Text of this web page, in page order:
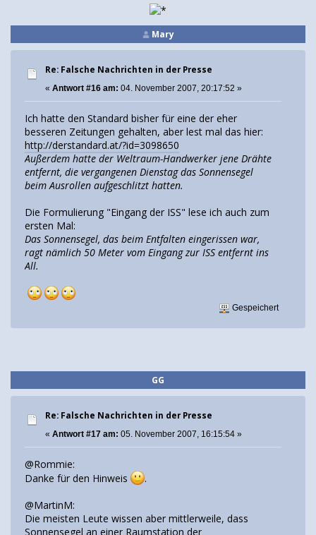
Mary
Re: Falsche Nachrichten in der Presse
« Antwort #16 am: 04. November 2007, 20:17:52 »
Ich hatte den Standard bisher für eine der eher
besseren Zeitungen gehalten, aber lest mal das hier:
http://derstandard.at/?id=3098650
Außerdem hatte der Weltraum-Handwerker jene Drähte
entfernt, die vergangenen Dienstag das Sonnensegel
beim Ausrollen aufgeschlitzt hatten.
Die Formulierung "Eingang der ISS" lese ich auch zum
ersten Mal:
Das Sonnensegel, das beim Entfalten eingerissen war,
ragt nämlich 50 Meter vom Eingang zur ISS entfernt ins
All.
Gespeichert
GG
Re: Falsche Nachrichten in der Presse
« Antwort #17 am: 05. November 2007, 16:15:54 »
@Rommie:
Danke für den Hinweis
.
@MartinM:
Die meisten Leute wissen aber mittlerweile, dass
Sonnensegel an einer Raumstation der